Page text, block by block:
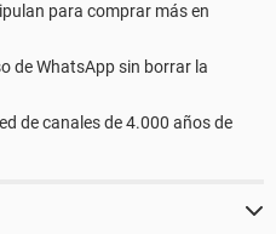
para comprar más en
de WhatsApp sin borrar la
de canales de 4.000 años de